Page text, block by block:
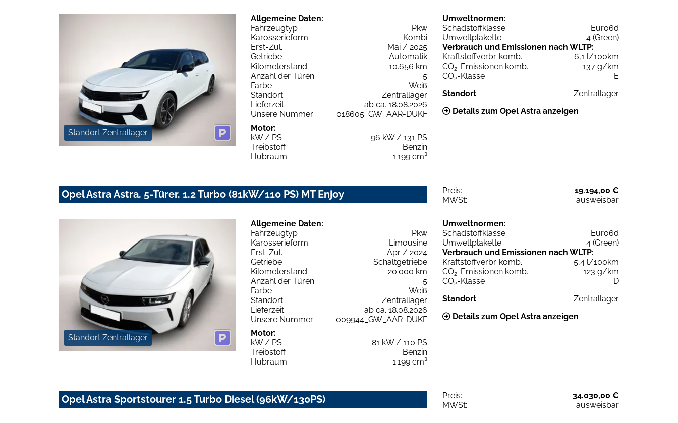
Standort Zentrallager
Allgemeine Daten:
Fahrzeugtyp
Pkw
Karosserieform
Kombi
Erst-Zul.
Mai / 2025
Getriebe
Automatik
Kilometerstand
10.656 km
Anzahl der Türen
5
Farbe
Weiß
Standort
Zentrallager
Lieferzeit
ab ca. 18.08.2026
Unsere Nummer
018605_GW_AAR-DUKF
Motor:
kW / PS
96 kW / 131 PS
Treibstoff
Benzin
Hubraum
1.199 cm³
Umweltnormen:
Schadstoffklasse
Euro6d
Umweltplakette
4 (Green)
Verbrauch und Emissionen nach WLTP:
Kraftstoffverbr. komb.
6,1 l/100km
CO2-Emissionen komb.
137 g/km
CO2-Klasse
E
Standort
Zentrallager
Details zum Opel Astra anzeigen
Opel Astra Astra. 5-Türer. 1.2 Turbo (81kW/110 PS) MT Enjoy Preis:
19.194,00 €
MWSt:
ausweisbar
Standort Zentrallager
Allgemeine Daten:
Fahrzeugtyp
Pkw
Karosserieform
Limousine
Erst-Zul.
Apr / 2024
Getriebe
Schaltgetriebe
Kilometerstand
20.000 km
Anzahl der Türen
5
Farbe
Weiß
Standort
Zentrallager
Lieferzeit
ab ca. 18.08.2026
Unsere Nummer
009944_GW_AAR-DUKF
Motor:
kW / PS
81 kW / 110 PS
Treibstoff
Benzin
Hubraum
1.199 cm³
Umweltnormen:
Schadstoffklasse
Euro6d
Umweltplakette
4 (Green)
Verbrauch und Emissionen nach WLTP:
Kraftstoffverbr. komb.
5,4 l/100km
CO2-Emissionen komb.
123 g/km
CO2-Klasse
D
Standort
Zentrallager
Details zum Opel Astra anzeigen
Opel Astra Sportstourer 1.5 Turbo Diesel (96kW/130PS) Preis:
34.030,00 €
MWSt:
ausweisbar